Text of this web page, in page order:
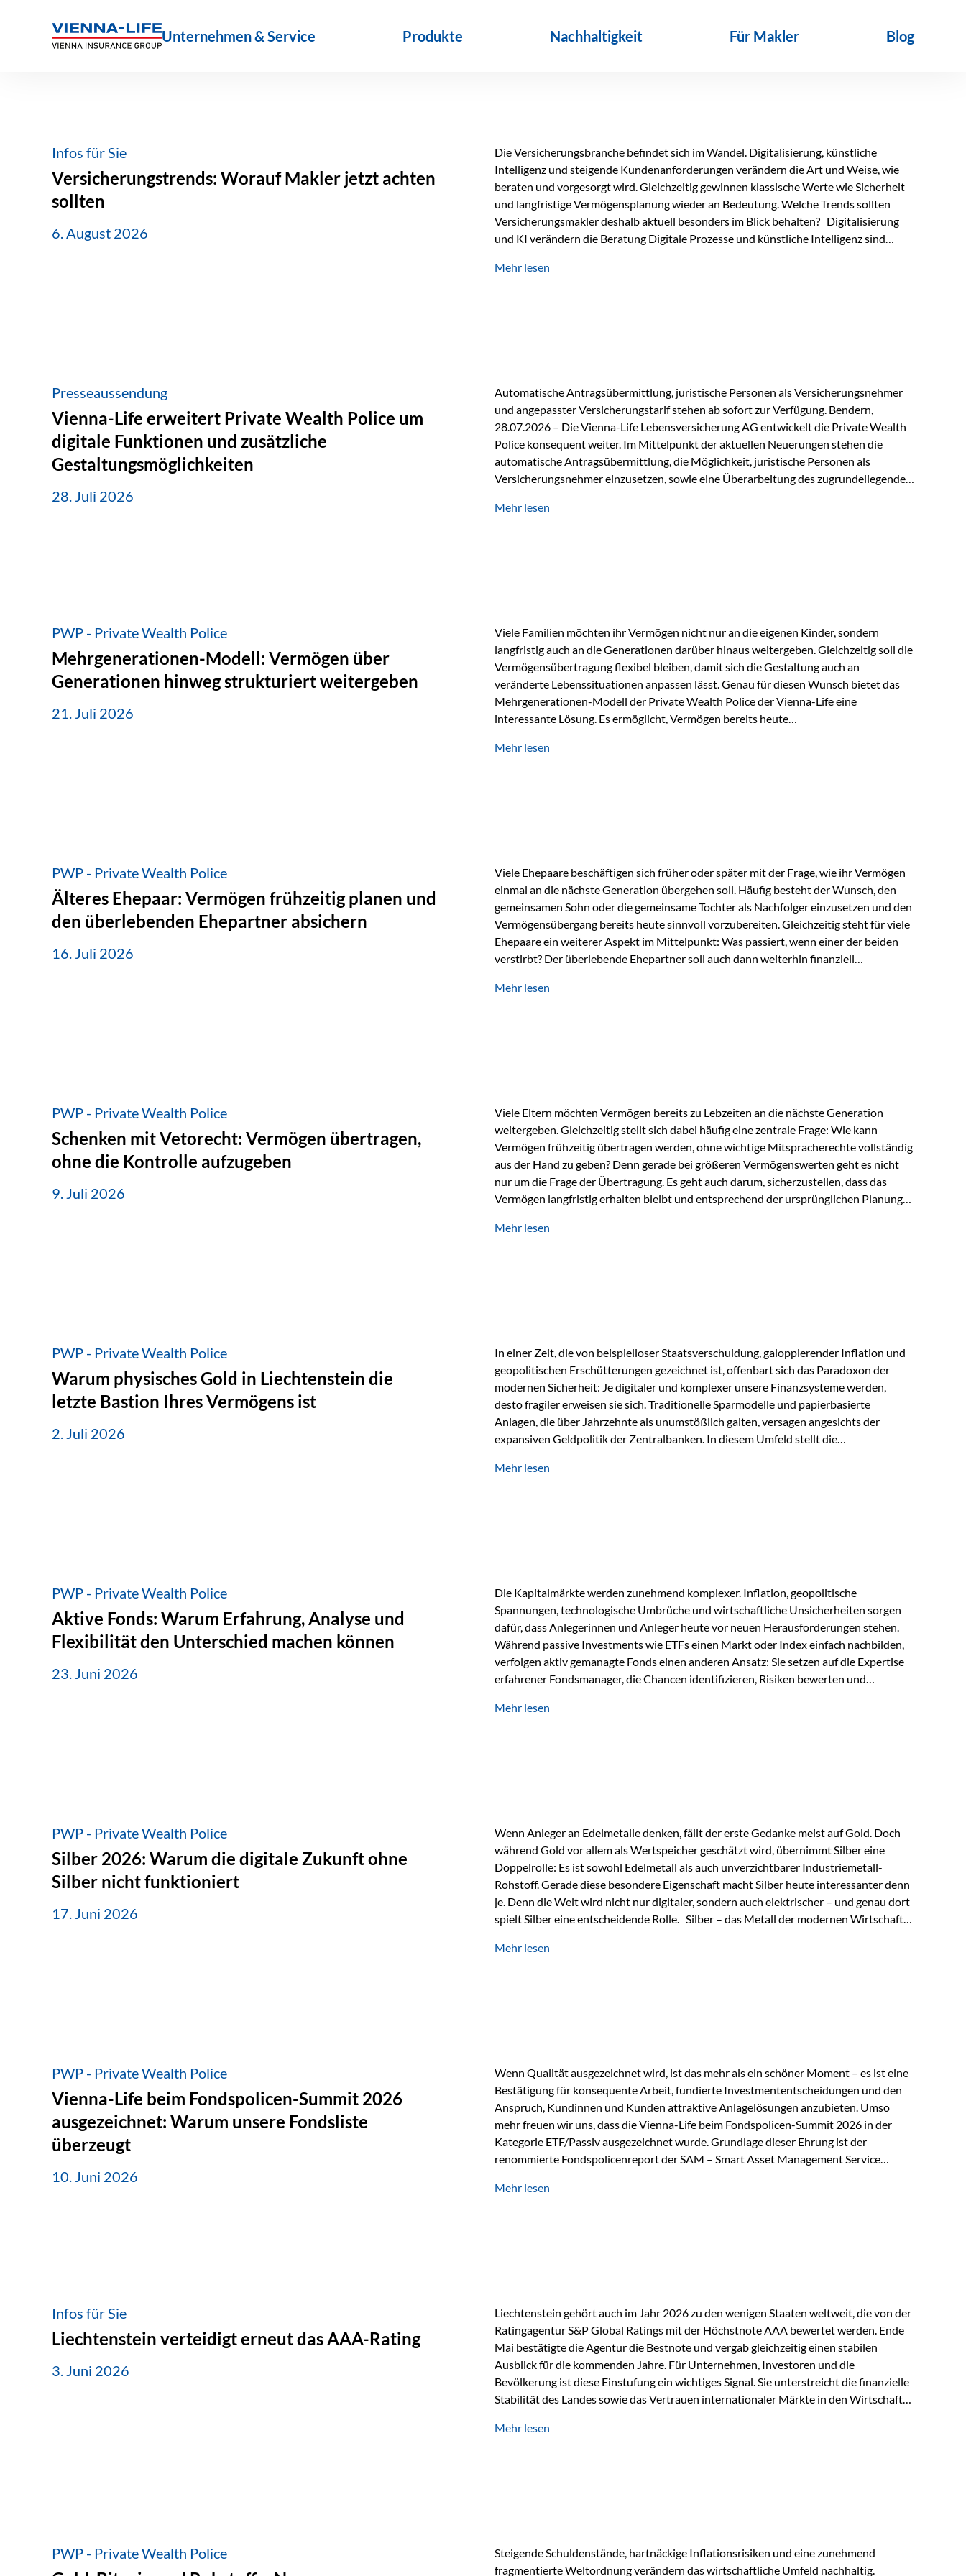
Unternehmen & Service Produkte Nachhaltigkeit Für Makler Blog
Infos für Sie
Versicherungstrends: Worauf Makler jetzt achten
sollten
6. August 2026
Die Versicherungsbranche befindet sich im Wandel. Digitalisierung, künstliche
Intelligenz und steigende Kundenanforderungen verändern die Art und Weise, wie
beraten und vorgesorgt wird. Gleichzeitig gewinnen klassische Werte wie Sicherheit
und langfristige Vermögensplanung wieder an Bedeutung. Welche Trends sollten
Versicherungsmakler deshalb aktuell besonders im Blick behalten? Digitalisierung
und KI verändern die Beratung Digitale Prozesse und künstliche Intelligenz sind
beschleunigen Abläufe und schaffen mehr Zeit für das Wesentliche: die persönliche
Mehr lesen
Presseaussendung
Vienna-Life erweitert Private Wealth Police um
digitale Funktionen und zusätzliche
Gestaltungsmöglichkeiten
28. Juli 2026
Automatische Antragsübermittlung, juristische Personen als Versicherungsnehmer
und angepasster Versicherungstarif stehen ab sofort zur Verfügung. Bendern,
28.07.2026 – Die Vienna-Life Lebensversicherung AG entwickelt die Private Wealth
Police konsequent weiter. Im Mittelpunkt der aktuellen Neuerungen stehen die
automatische Antragsübermittlung, die Möglichkeit, juristische Personen als
Versicherungsnehmer einzusetzen, sowie eine Überarbeitung des zugrundeliegenden
Abwicklung für Vertriebspartner deutlich effizienter gestaltet. Anträge werden direkt
Mehr lesen
PWP - Private Wealth Police
Mehrgenerationen-Modell: Vermögen über
Generationen hinweg strukturiert weitergeben
21. Juli 2026
Viele Familien möchten ihr Vermögen nicht nur an die eigenen Kinder, sondern
langfristig auch an die Generationen darüber hinaus weitergeben. Gleichzeitig soll die
Vermögensübertragung flexibel bleiben, damit sich die Gestaltung auch an
veränderte Lebenssituationen anpassen lässt. Genau für diesen Wunsch bietet das
Mehrgenerationen-Modell der Private Wealth Police der Vienna-Life eine
interessante Lösung. Es ermöglicht, Vermögen bereits heute
Ausgangssituation Stellen Sie sich folgende Familie vor: Die Großeltern haben über
Mehr lesen
PWP - Private Wealth Police
Älteres Ehepaar: Vermögen frühzeitig planen und
den überlebenden Ehepartner absichern
16. Juli 2026
Viele Ehepaare beschäftigen sich früher oder später mit der Frage, wie ihr Vermögen
einmal an die nächste Generation übergehen soll. Häufig besteht der Wunsch, den
gemeinsamen Sohn oder die gemeinsame Tochter als Nachfolger einzusetzen und den
Vermögensübergang bereits heute sinnvoll vorzubereiten. Gleichzeitig steht für viele
Ehepaare ein weiterer Aspekt im Mittelpunkt: Was passiert, wenn einer der beiden
verstirbt? Der überlebende Ehepartner soll auch dann weiterhin finanziell
können. Genau für diese Ausgangssituation bietet die Private Wealth Police der
Mehr lesen
PWP - Private Wealth Police
Schenken mit Vetorecht: Vermögen übertragen,
ohne die Kontrolle aufzugeben
9. Juli 2026
Viele Eltern möchten Vermögen bereits zu Lebzeiten an die nächste Generation
weitergeben. Gleichzeitig stellt sich dabei häufig eine zentrale Frage: Wie kann
Vermögen frühzeitig übertragen werden, ohne wichtige Mitspracherechte vollständig
aus der Hand zu geben? Denn gerade bei größeren Vermögenswerten geht es nicht
nur um die Frage der Übertragung. Es geht auch darum, sicherzustellen, dass das
Vermögen langfristig erhalten bleibt und entsprechend der ursprünglichen Planung
Ein Vater schenkt seiner Tochter einen Teil seines Vermögens. Einige Jahre später
Mehr lesen
PWP - Private Wealth Police
Warum physisches Gold in Liechtenstein die
letzte Bastion Ihres Vermögens ist
2. Juli 2026
In einer Zeit, die von beispielloser Staatsverschuldung, galoppierender Inflation und
geopolitischen Erschütterungen gezeichnet ist, offenbart sich das Paradoxon der
modernen Sicherheit: Je digitaler und komplexer unsere Finanzsysteme werden,
desto fragiler erweisen sie sich. Traditionelle Sparmodelle und papierbasierte
Anlagen, die über Jahrzehnte als unumstößlich galten, versagen angesichts der
expansiven Geldpolitik der Zentralbanken. In diesem Umfeld stellt die
die modernste und strategisch klügste Antwort auf globale Instabilität. Physische
Mehr lesen
PWP - Private Wealth Police
Aktive Fonds: Warum Erfahrung, Analyse und
Flexibilität den Unterschied machen können
23. Juni 2026
Die Kapitalmärkte werden zunehmend komplexer. Inflation, geopolitische
Spannungen, technologische Umbrüche und wirtschaftliche Unsicherheiten sorgen
dafür, dass Anlegerinnen und Anleger heute vor neuen Herausforderungen stehen.
Während passive Investments wie ETFs einen Markt oder Index einfach nachbilden,
verfolgen aktiv gemanagte Fonds einen anderen Ansatz: Sie setzen auf die Expertise
erfahrener Fondsmanager, die Chancen identifizieren, Risiken bewerten und
geprägt ist, kann diese aktive Herangehensweise einen entscheidenden Mehrwert
Mehr lesen
PWP - Private Wealth Police
Silber 2026: Warum die digitale Zukunft ohne
Silber nicht funktioniert
17. Juni 2026
Wenn Anleger an Edelmetalle denken, fällt der erste Gedanke meist auf Gold. Doch
während Gold vor allem als Wertspeicher geschätzt wird, übernimmt Silber eine
Doppelrolle: Es ist sowohl Edelmetall als auch unverzichtbarer Industriemetall-
Rohstoff. Gerade diese besondere Eigenschaft macht Silber heute interessanter denn
je. Denn die Welt wird nicht nur digitaler, sondern auch elektrischer – und genau dort
spielt Silber eine entscheidende Rolle. Silber – das Metall der modernen Wirtschaft
Eigenschaft macht es für zahlreiche Zukunftstechnologien praktisch unverzichtbar.
Mehr lesen
PWP - Private Wealth Police
Vienna-Life beim Fondspolicen-Summit 2026
ausgezeichnet: Warum unsere Fondsliste
überzeugt
10. Juni 2026
Wenn Qualität ausgezeichnet wird, ist das mehr als ein schöner Moment – es ist eine
Bestätigung für konsequente Arbeit, fundierte Investmententscheidungen und den
Anspruch, Kundinnen und Kunden attraktive Anlagelösungen anzubieten. Umso
mehr freuen wir uns, dass die Vienna-Life beim Fondspolicen-Summit 2026 in der
Kategorie ETF/Passiv ausgezeichnet wurde. Grundlage dieser Ehrung ist der
renommierte Fondspolicenreport der SAM – Smart Asset Management Service
und verglichen wurden. Das Ergebnis: Die ETF-Auswahl der Vienna-Life zählt zu den
Mehr lesen
Infos für Sie
Liechtenstein verteidigt erneut das AAA-Rating
3. Juni 2026
Liechtenstein gehört auch im Jahr 2026 zu den wenigen Staaten weltweit, die von der
Ratingagentur S&P Global Ratings mit der Höchstnote AAA bewertet werden. Ende
Mai bestätigte die Agentur die Bestnote und vergab gleichzeitig einen stabilen
Ausblick für die kommenden Jahre. Für Unternehmen, Investoren und die
Bevölkerung ist diese Einstufung ein wichtiges Signal. Sie unterstreicht die finanzielle
Stabilität des Landes sowie das Vertrauen internationaler Märkte in den Wirtschafts-
Herausforderungen Die weltwirtschaftlichen Rahmenbedingungen bleiben
Mehr lesen
PWP - Private Wealth Police
Steigende Schuldenstände, hartnäckige Inflationsrisiken und eine zunehmend
fragmentierte Weltordnung verändern das wirtschaftliche Umfeld nachhaltig.